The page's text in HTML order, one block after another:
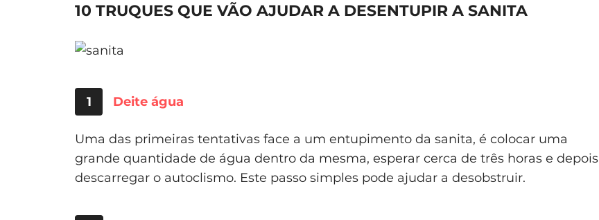
10 TRUQUES QUE VÃO AJUDAR A DESENTUPIR A SANITA
1 Deite água
Uma das primeiras tentativas face a um entupimento da sanita, é colocar uma
grande quantidade de água dentro da mesma, esperar cerca de três horas e depois
descarregar o autoclismo. Este passo simples pode ajudar a desobstruir.